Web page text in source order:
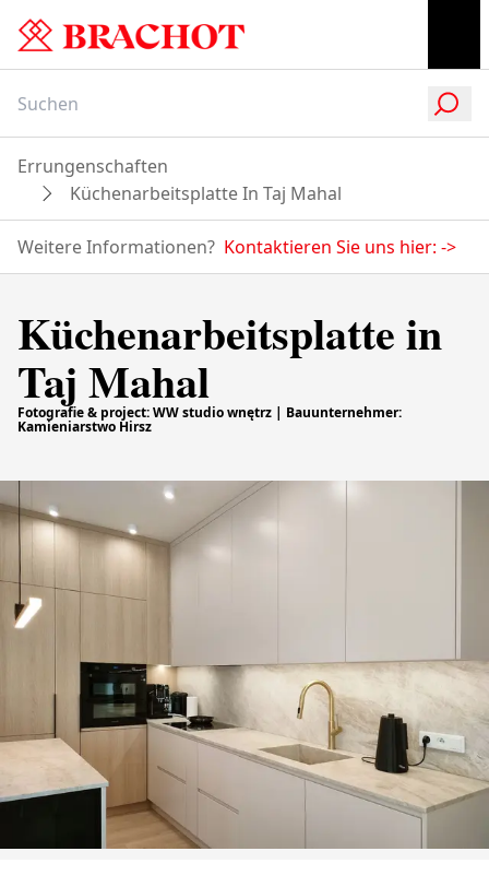
Errungenschaften
Küchenarbeitsplatte In Taj Mahal
Weitere Informationen? Kontaktieren Sie uns hier: ->
Küchenarbeitsplatte in
Taj Mahal
Fotografie & project: WW studio wnętrz | Bauunternehmer:
Kamieniarstwo Hirsz